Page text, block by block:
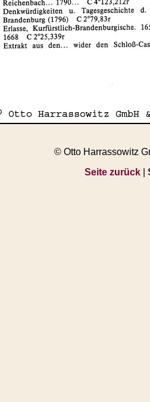
© Otto Harrassowitz
Seite zurück|